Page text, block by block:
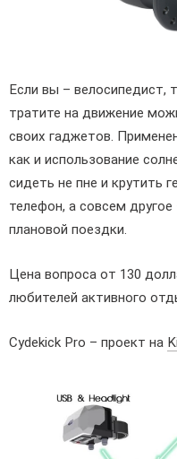
Если вы – велосипедист,
тратите на движение
своих гаджетов.
как и использование
сидеть не пне и крутить
телефон, а совсем
плановой поездки.
Цена вопроса от 130
любителей активного
Cydekick Pro – проект на